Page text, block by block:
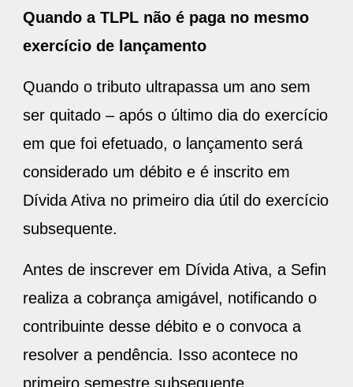
Quando a TLPL não é paga no mesmo
exercício de lançamento
Quando o tributo ultrapassa um ano sem
ser quitado – após o último dia do exercício
em que foi efetuado, o lançamento será
considerado um débito e é inscrito em
Dívida Ativa no primeiro dia útil do exercício
subsequente.
Antes de inscrever em Dívida Ativa, a Sefin
realiza a cobrança amigável, notificando o
contribuinte desse débito e o convoca a
resolver a pendência. Isso acontece no
primeiro semestre subsequente.